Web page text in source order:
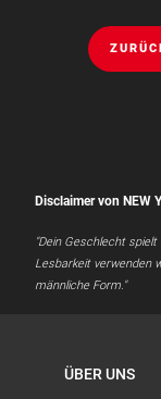
Disclaimer von NEW
"Dein Geschlecht
Lesbarkeit verwenden
männliche Form."
ÜBER UNS